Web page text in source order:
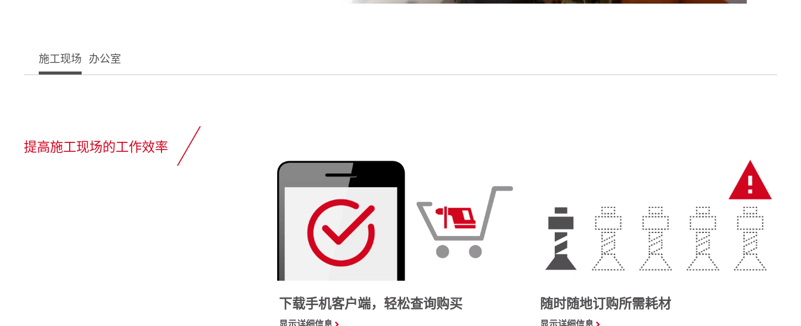
施工现场 办公室
提高施工现场的工作效率
下载手机客户端，轻松查询购买
显示详细信息
随时随地订购所需耗材
显示详细信息